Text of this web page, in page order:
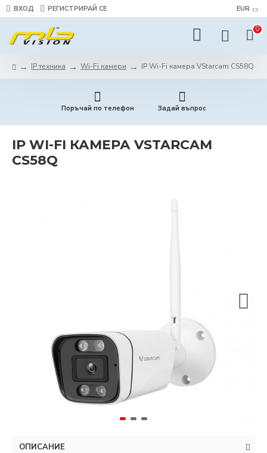
ВХОД РЕГИСТРИРАЙ СЕ EUR
0
IP техника Wi-Fi камери IP Wi-Fi камера VStarcam CS58Q
Поръчай по телефон Задай въпрос
IP WI-FI КАМЕРА VSTARCAM
CS58Q
ОПИСАНИЕ